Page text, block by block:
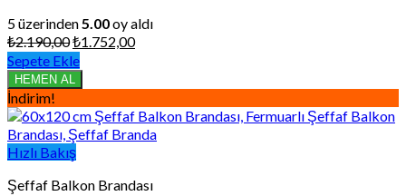
5 üzerinden 5.00oy aldı
₺2.190,00Orijinal
fiyat:
₺2.190,00.
₺1.752,00Şu
₺1.752,00.
Sepete Ekle
HEMEN AL
İndirim!
Hızlı Bakış
Şeffaf Balkon Brandası